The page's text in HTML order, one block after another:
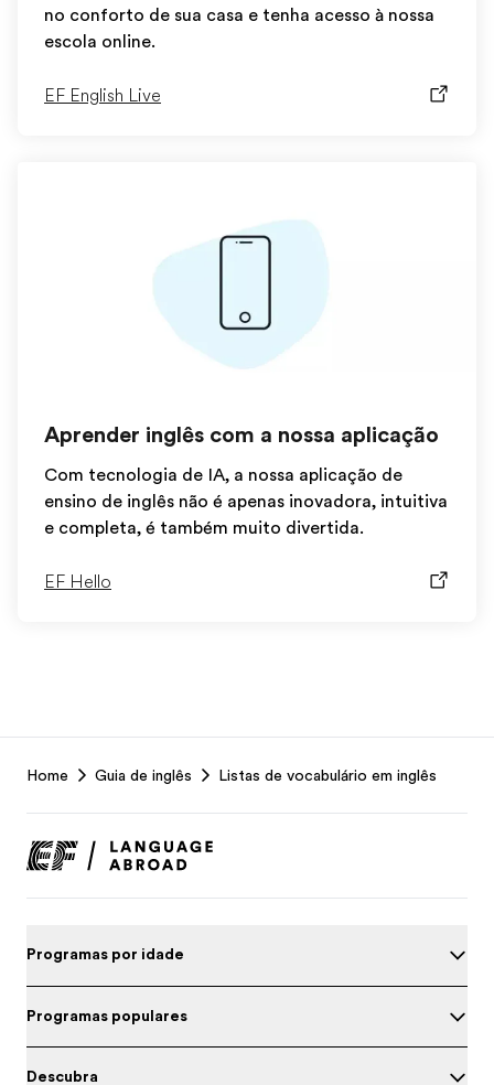
no conforto de sua casa e tenha acesso à nossa
escola online.
EF English Live
Aprender inglês com a nossa aplicação
Com tecnologia de IA, a nossa aplicação de
ensino de inglês não é apenas inovadora, intuitiva
e completa, é também muito divertida.
EF Hello
Footer
Home Guia de inglês Listas de vocabulário em inglês
Programas por idade
Programas populares
Descubra